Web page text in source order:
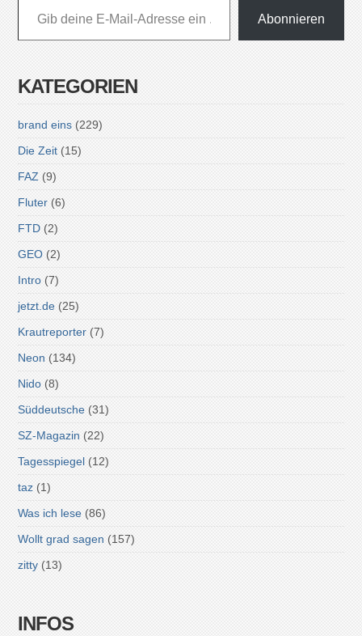
Abonnieren
KATEGORIEN
brand eins (229)
Die Zeit (15)
FAZ (9)
Fluter (6)
FTD (2)
GEO (2)
Intro (7)
jetzt.de (25)
Krautreporter (7)
Neon (134)
Nido (8)
Süddeutsche (31)
SZ-Magazin (22)
Tagesspiegel (12)
taz (1)
Was ich lese (86)
Wollt grad sagen (157)
zitty (13)
INFOS